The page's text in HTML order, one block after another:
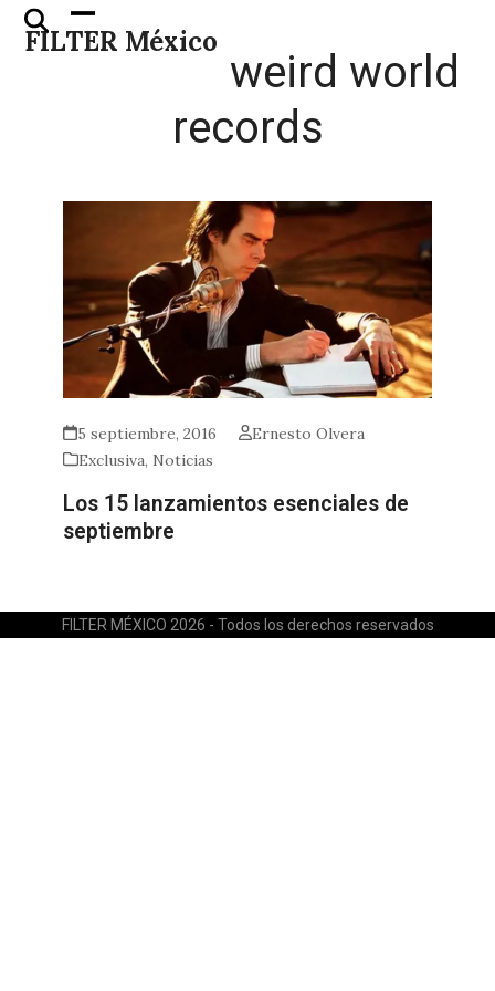
Skip
FILTER México
Open
mobile
Close
mobile
weird world
records
5 septiembre, 2016
Ernesto Olvera
Exclusiva, Noticias
Los 15 lanzamientos esenciales de
septiembre
FILTER MÉXICO 2026 - Todos los derechos reservados